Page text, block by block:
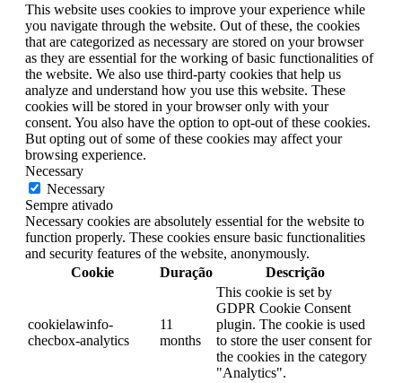
This website uses cookies to improve your experience while
you navigate through the website. Out of these, the cookies
that are categorized as necessary are stored on your browser
as they are essential for the working of basic functionalities of
the website. We also use third-party cookies that help us
analyze and understand how you use this website. These
cookies will be stored in your browser only with your
consent. You also have the option to opt-out of these cookies.
But opting out of some of these cookies may affect your
browsing experience.
Necessary
Necessary
Sempre ativado
Necessary cookies are absolutely essential for the website to
function properly. These cookies ensure basic functionalities
and security features of the website, anonymously.
Cookie
Duração Descrição
cookielawinfo-
checbox-analytics
11
months
This cookie is set by
GDPR Cookie Consent
plugin. The cookie is used
to store the user consent for
the cookies in the category
"Analytics".